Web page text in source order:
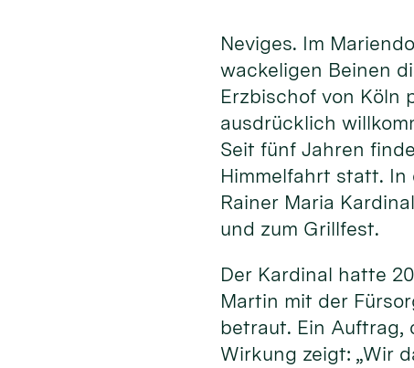
Neviges. Im
wackeligen Beinen
Erzbischof von Köln
ausdrücklich
Seit fünf Jahren
Himmelfahrt statt. In
Rainer Maria
und zum Grillfest.
Der Kardinal hatte
Martin mit der
betraut. Ein Auftrag,
Wirkung zeigt: „Wir